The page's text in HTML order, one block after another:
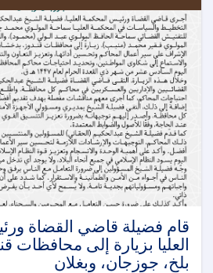
يزور
محافظات
تخار
وسمنغان
وفارياب
وسربل
بهدف
متابعة
سير
العمل
في
المحاكم
وتحسين
أدائها
قام فضیلة قاضي القضاة
العليا بزيارة إلى محافظات
بلخ، جوزجان، وبغلان